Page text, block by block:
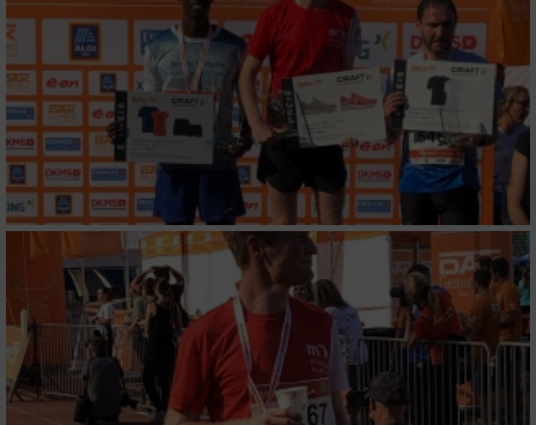
Analyse von Zielgruppen durch Statistiken
oder Kombinationen von Daten aus
verschiedenen Quellen
Entwicklung und Verbesserung der Angebote
Verwendung reduzierter Daten zur Auswahl
von Inhalten
IAB-Besonderheiten:
Verwendung genauer Standortdaten
Geräte anhand von aktiv angeforderten
Informationen identifizieren
Nicht-IAB-Verarbeitungszwecke: